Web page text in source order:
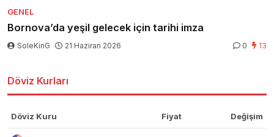
GENEL
Bornova’da yeşil gelecek için tarihi imza
SoleKinG 21 Haziran 2026 0 13
Döviz Kurları
Döviz Kuru Fiyat Değişim